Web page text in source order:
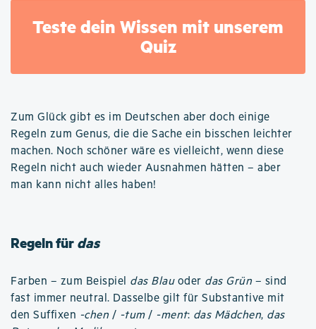
Teste dein Wissen mit unserem
Quiz
Zum Glück gibt es im Deutschen aber doch einige
Regeln zum Genus, die die Sache ein bisschen leichter
machen. Noch schöner wäre es vielleicht, wenn diese
Regeln nicht auch wieder Ausnahmen hätten – aber
man kann nicht alles haben!
Regeln fürdas
Farben – zum Beispiel das Blauoder das Grün – sind
fast immer neutral. Dasselbe gilt für Substantive mit
den Suffixen -chen / -tum/ -ment: das Mädchen, das